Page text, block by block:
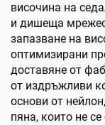
височина на
и дишеща
запазване на
оптимизирани
доставяне от
от издръжливи
основи от
пяна, които не